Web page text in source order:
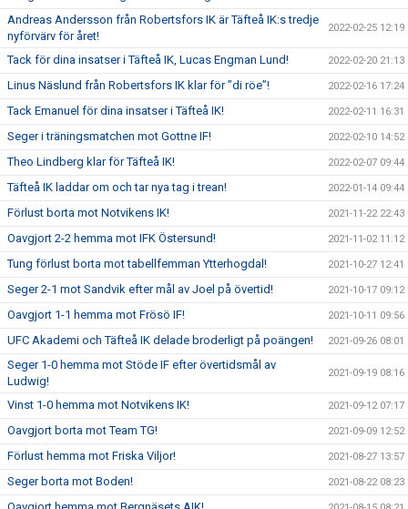
Andreas Andersson från Robertsfors IK är Täfteå IK:s tredje
nyförvärv för året!
2022-02-25 12:19
Tack för dina insatser i Täfteå IK, Lucas Engman Lund! 2022-02-20 21:13
Linus Näslund från Robertsfors IK klar för ”di röe”! 2022-02-16 17:24
Tack Emanuel för dina insatser i Täfteå IK! 2022-02-11 16:31
Seger i träningsmatchen mot Gottne IF! 2022-02-10 14:52
Theo Lindberg klar för Täfteå IK! 2022-02-07 09:44
Täfteå IK laddar om och tar nya tag i trean! 2022-01-14 09:44
Förlust borta mot Notvikens IK! 2021-11-22 22:43
Oavgjort 2-2 hemma mot IFK Östersund! 2021-11-02 11:12
Tung förlust borta mot tabellfemman Ytterhogdal! 2021-10-27 12:41
Seger 2-1 mot Sandvik efter mål av Joel på övertid! 2021-10-17 09:12
Oavgjort 1-1 hemma mot Frösö IF! 2021-10-11 09:56
UFC Akademi och Täfteå IK delade broderligt på poängen! 2021-09-26 08:01
Seger 1-0 hemma mot Stöde IF efter övertidsmål av
Ludwig!
2021-09-19 08:16
Vinst 1-0 hemma mot Notvikens IK! 2021-09-12 07:17
Oavgjort borta mot Team TG! 2021-09-09 12:52
Förlust hemma mot Friska Viljor! 2021-08-27 13:57
Seger borta mot Boden! 2021-08-22 08:23